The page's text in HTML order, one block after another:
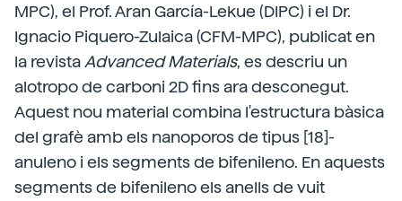
MPC), el Prof. Aran García-Lekue (DIPC) i el Dr.
Ignacio Piquero-Zulaica (CFM-MPC), publicat en
la revista Advanced Materials, es descriu un
alotropo de carboni 2D fins ara desconegut.
Aquest nou material combina l'estructura bàsica
del grafè amb els nanoporos de tipus [18]-
anuleno i els segments de bifenileno. En aquests
segments de bifenileno els anells de vuit